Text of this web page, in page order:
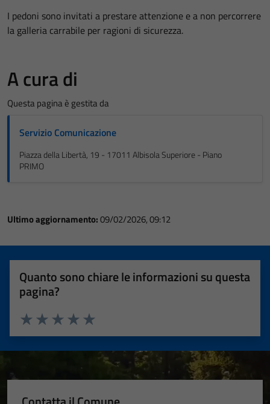
I pedoni sono invitati a prestare attenzione e a non percorrere
la galleria carrabile per ragioni di sicurezza.
A cura di
Questa pagina è gestita da
Servizio Comunicazione
Piazza della Libertà, 19 - 17011 Albisola Superiore - Piano
PRIMO
Ultimo aggiornamento:09/02/2026, 09:12
Quanto sono chiare le informazioni su questa
pagina?
Valuta 5 stelle su 5
Valuta 4 stelle su 5
Valuta 3 stelle su 5
Valuta 2 stelle su 5
Valuta 1 stelle su 5